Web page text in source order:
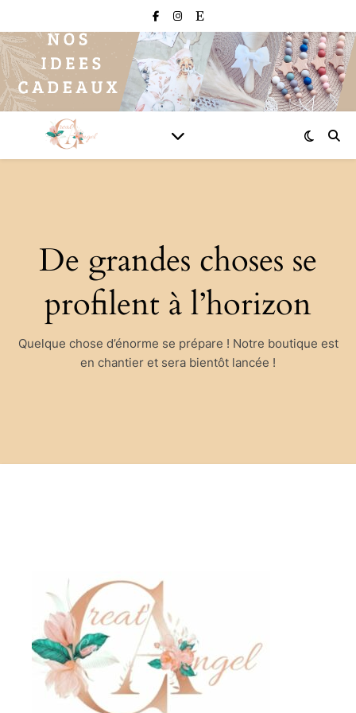
De grandes choses se
profilent à l’horizon
Quelque chose d’énorme se prépare ! Notre boutique est
en chantier et sera bientôt lancée !